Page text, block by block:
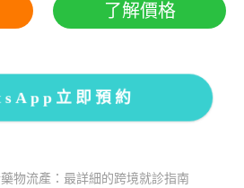
了解價格
立即預約
物流產：最詳細的跨境就診指南